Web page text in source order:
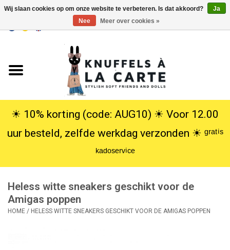
USD
Knuffels
Poppen
SALE
Cadeauservice
☀︎ 10% korting (code: AUG10) ☀︎ Voor 12.00
uur besteld, zelfde werkdag verzonden ☀︎ ᵍʳᵃᵗⁱˢ
ᵏᵃᵈᵒˢᵉʳᵛⁱᶜᵉ
Heless witte sneakers geschikt voor de
Amigas poppen
HOME / HELESS WITTE SNEAKERS GESCHIKT VOOR DE AMIGAS POPPEN
Wij slaan cookies op om onze website te verbeteren. Is dat akkoord?
Ja
Nee
Meer over cookies »